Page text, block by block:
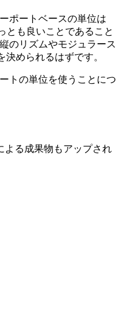
ポートベースの単位は
とも良いことであること
のリズムやモジュラース
決められるはずです。
トの単位を使うことにつ
よる成果物もアップされ